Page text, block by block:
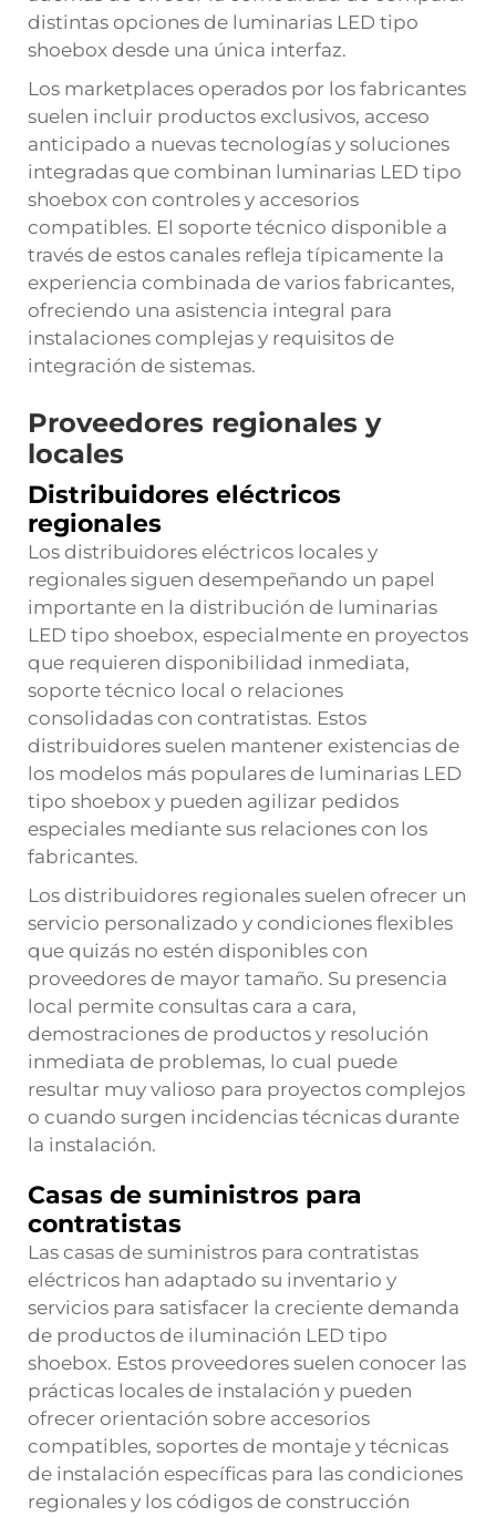
distintas opciones de luminarias LED tipo
shoebox desde una única interfaz.
Los marketplaces operados por los fabricantes
suelen incluir productos exclusivos, acceso
anticipado a nuevas tecnologías y soluciones
integradas que combinan luminarias LED tipo
shoebox con controles y accesorios
compatibles. El soporte técnico disponible a
través de estos canales refleja típicamente la
experiencia combinada de varios fabricantes,
ofreciendo una asistencia integral para
instalaciones complejas y requisitos de
integración de sistemas.
Proveedores regionales y
locales
Distribuidores eléctricos
regionales
Los distribuidores eléctricos locales y
regionales siguen desempeñando un papel
importante en la distribución de luminarias
LED tipo shoebox, especialmente en proyectos
que requieren disponibilidad inmediata,
soporte técnico local o relaciones
consolidadas con contratistas. Estos
distribuidores suelen mantener existencias de
los modelos más populares de luminarias LED
tipo shoebox y pueden agilizar pedidos
especiales mediante sus relaciones con los
fabricantes.
Los distribuidores regionales suelen ofrecer un
servicio personalizado y condiciones flexibles
que quizás no estén disponibles con
proveedores de mayor tamaño. Su presencia
local permite consultas cara a cara,
demostraciones de productos y resolución
inmediata de problemas, lo cual puede
resultar muy valioso para proyectos complejos
o cuando surgen incidencias técnicas durante
la instalación.
Casas de suministros para
contratistas
Las casas de suministros para contratistas
eléctricos han adaptado su inventario y
servicios para satisfacer la creciente demanda
de productos de iluminación LED tipo
shoebox. Estos proveedores suelen conocer las
prácticas locales de instalación y pueden
ofrecer orientación sobre accesorios
compatibles, soportes de montaje y técnicas
de instalación específicas para las condiciones
regionales y los códigos de construcción